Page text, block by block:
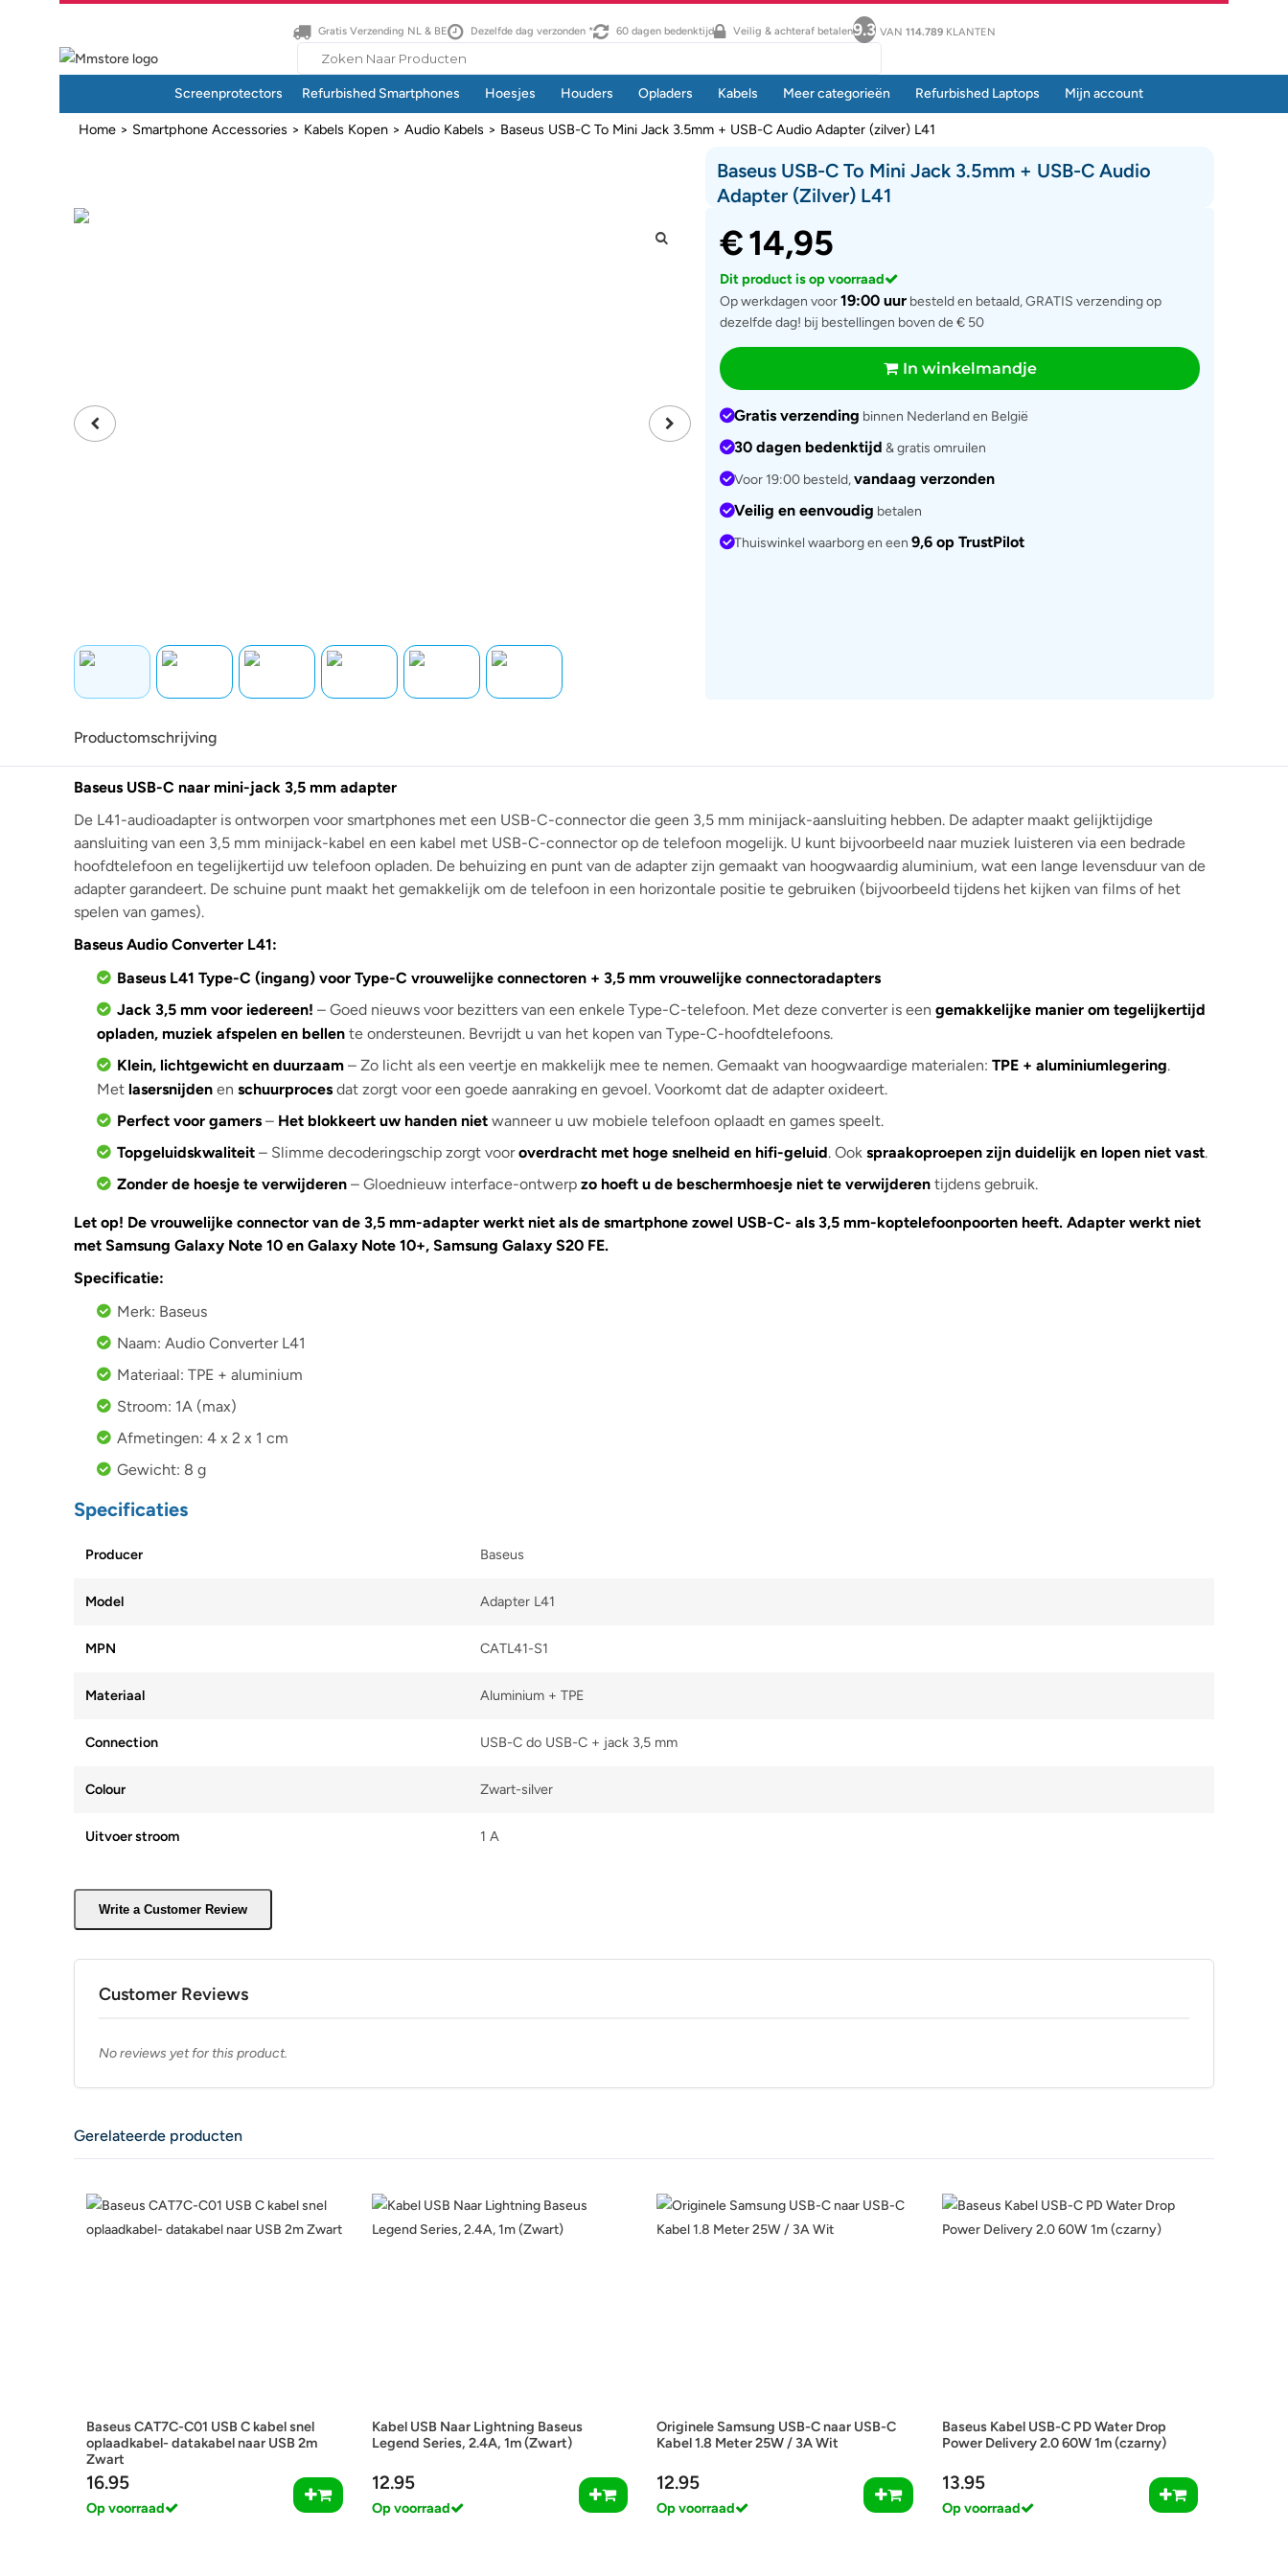
Gratis Verzending NL & BE Dezelfde dag verzonden * 60 dagen bedenktijd Veilig & achteraf betalen9.3 VAN 114.789 KLANTEN
Search
Screenprotectors
Refurbished Smartphones Hoesjes Houders Opladers Kabels Meer categorieën Refurbished Laptops Mijn account
Home > Smartphone Accessories > Kabels Kopen > Audio Kabels > Baseus USB-C To Mini Jack 3.5mm + USB-C Audio Adapter (zilver) L41
Baseus USB-C To Mini Jack 3.5mm + USB-C Audio
Adapter (zilver) L41
€14,95
Dit product is op voorraad
Op werkdagen voor19:00 uur besteld en betaald, GRATIS verzending op
dezelfde dag! bij bestellingen boven de € 50
In winkelmandje
Gratis verzending binnen Nederland en België
30 dagen bedenktijd & gratis omruilen
Voor 19:00 besteld,vandaag verzonden
Veilig en eenvoudig betalen
Thuiswinkel waarborg en een 9,6 op TrustPilot
Productomschrijving
Baseus USB-C naar mini-jack 3,5 mm adapter
De L41-audioadapter is ontworpen voor smartphones met een USB-C-connector die geen 3,5 mm minijack-aansluiting hebben. De adapter maakt gelijktijdige
aansluiting van een 3,5 mm minijack-kabel en een kabel met USB-C-connector op de telefoon mogelijk. U kunt bijvoorbeeld naar muziek luisteren via een bedrade
hoofdtelefoon en tegelijkertijd uw telefoon opladen. De behuizing en punt van de adapter zijn gemaakt van hoogwaardig aluminium, wat een lange levensduur van de
adapter garandeert. De schuine punt maakt het gemakkelijk om de telefoon in een horizontale positie te gebruiken (bijvoorbeeld tijdens het kijken van films of het
spelen van games).
Baseus Audio Converter L41:
Baseus L41 Type-C (ingang) voor Type-C vrouwelijke connectoren + 3,5 mm vrouwelijke connectoradapters
Jack 3,5 mm voor iedereen! – Goed nieuws voor bezitters van een enkele Type-C-telefoon. Met deze converter is een gemakkelijke manier om tegelijkertijd
opladen, muziek afspelen en bellen te ondersteunen. Bevrijdt u van het kopen van Type-C-hoofdtelefoons.
Klein, lichtgewicht en duurzaam – Zo licht als een veertje en makkelijk mee te nemen. Gemaakt van hoogwaardige materialen: TPE + aluminiumlegering.
Met lasersnijden en schuurproces dat zorgt voor een goede aanraking en gevoel. Voorkomt dat de adapter oxideert.
Perfect voor gamers – Het blokkeert uw handen niet wanneer u uw mobiele telefoon oplaadt en games speelt.
Topgeluidskwaliteit – Slimme decoderingschip zorgt vooroverdracht met hoge snelheid en hifi-geluid. Ook spraakoproepen zijn duidelijk en lopen niet vast.
Zonder de hoesje te verwijderen – Gloednieuw interface-ontwerp zo hoeft u de beschermhoesje niet te verwijderen tijdens gebruik.
Let op! De vrouwelijke connector van de 3,5 mm-adapter werkt niet als de smartphone zowel USB-C- als 3,5 mm-koptelefoonpoorten heeft. Adapter werkt niet
met Samsung Galaxy Note 10 en Galaxy Note 10+, Samsung Galaxy S20 FE.
Specificatie:
Merk: Baseus
Naam: Audio Converter L41
Materiaal: TPE + aluminium
Stroom: 1A (max)
Afmetingen: 4 x 2 x 1 cm
Gewicht: 8 g
Specificaties
Producer Baseus
Model Adapter L41
MPN CATL41-S1
Materiaal Aluminium + TPE
Connection USB-C do USB-C + jack 3,5 mm
Colour Zwart-silver
Uitvoer stroom 1 A
Write a Customer Review
Customer Reviews
No reviews yet for this product.
Gerelateerde producten
Baseus CAT7C-C01 USB C kabel snel
oplaadkabel- datakabel naar USB 2m
Zwart
16.95
Op voorraad
Kabel USB Naar Lightning Baseus
Legend Series, 2.4A, 1m (Zwart)
12.95
Op voorraad
Originele Samsung USB-C naar USB-C
Kabel 1.8 Meter 25W / 3A Wit
12.95
Op voorraad
Baseus Kabel USB-C PD Water Drop
Power Delivery 2.0 60W 1m (czarny)
13.95
Op voorraad